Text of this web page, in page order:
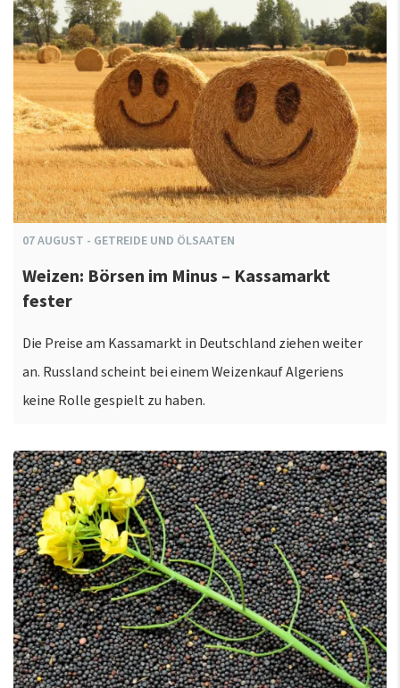
07AUGUST - GETREIDE UND ÖLSAATEN
Weizen: Börsen im Minus – Kassamarkt
fester
Die Preise am Kassamarkt in Deutschland ziehen weiter
an. Russland scheint bei einem Weizenkauf Algeriens
keine Rolle gespielt zu haben.